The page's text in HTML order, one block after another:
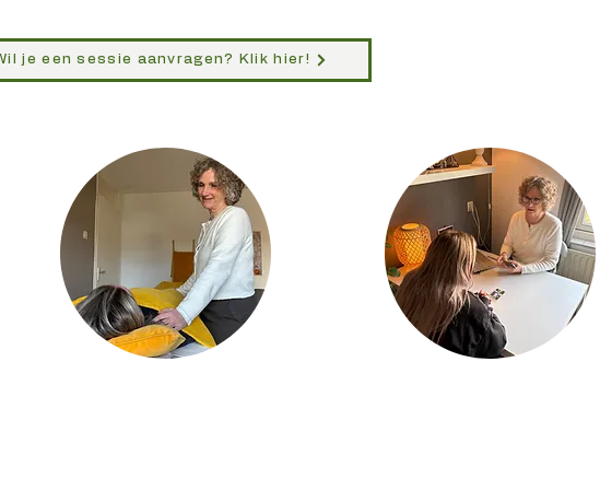
je een sessie aanvragen? Klik hier!